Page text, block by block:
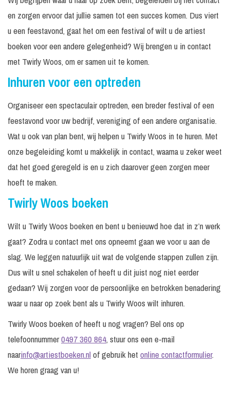
en zorgen ervoor dat jullie samen tot een succes komen. Dus viert
u een feestavond, gaat het om een festival of wilt u de artiest
boeken voor een andere gelegenheid? Wij brengen u in contact
met Twirly Woos, om er samen uit te komen.
Inhuren voor een optreden
Organiseer een spectaculair optreden, een breder festival of een
feestavond voor uw bedrijf, vereniging of een andere organisatie.
Wat u ook van plan bent, wij helpen u Twirly Woos in te huren. Met
onze begeleiding komt u makkelijk in contact, waarna u zeker weet
dat het goed geregeld is en u zich daarover geen zorgen meer
hoeft te maken.
Twirly Woos boeken
Wilt u Twirly Woos boeken en bent u benieuwd hoe dat in z’n werk
gaat? Zodra u contact met ons opneemt gaan we voor u aan de
slag. We leggen natuurlijk uit wat de volgende stappen zullen zijn.
Dus wilt u snel schakelen of heeft u dit juist nog niet eerder
gedaan? Wij zorgen voor de persoonlijke en betrokken benadering
waar u naar op zoek bent als u Twirly Woos wilt inhuren.
Twirly Woos boeken of heeft u nog vragen? Bel ons op
telefoonnummer0497 360 864, stuur ons een e-mail
naarinfo@artiestboeken.nlof gebruik het online contactformulier.
We horen graag van u!